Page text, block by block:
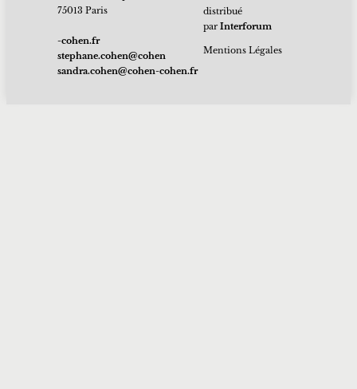
75013 Paris
rf.nehoc-
nehoc@nehoc.enahpets
rf.nehoc-nehoc@nehoc.ardnas
distribué
parInterforum
Mentions Légales